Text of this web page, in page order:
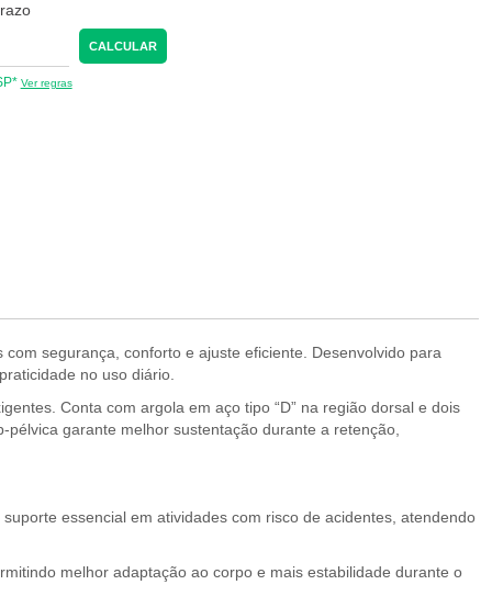
CALCULAR
Ver regras
segurança, conforto e ajuste eficiente. Desenvolvido para
no uso diário.
Conta com argola em aço tipo “D” na região dorsal e dois
garante melhor sustentação durante a retenção,
essencial em atividades com risco de acidentes, atendendo
melhor adaptação ao corpo e mais estabilidade durante o